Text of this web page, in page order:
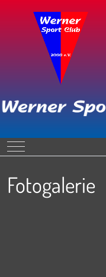
Mobile Menu Toggle
Fotogalerie